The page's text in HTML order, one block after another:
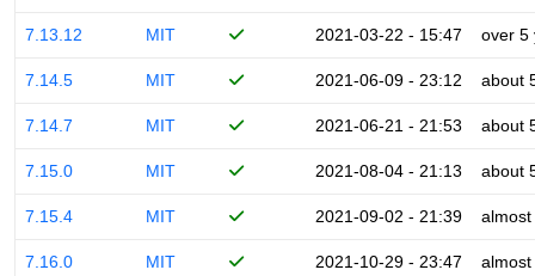
7.13.12 MIT 2021-03-22 - 15:47 over 5
7.14.5 MIT 2021-06-09 - 23:12 about
7.14.7 MIT 2021-06-21 - 21:53 about
7.15.0 MIT 2021-08-04 - 21:13 about
7.15.4 MIT 2021-09-02 - 21:39
7.16.0 MIT 2021-10-29 - 23:47